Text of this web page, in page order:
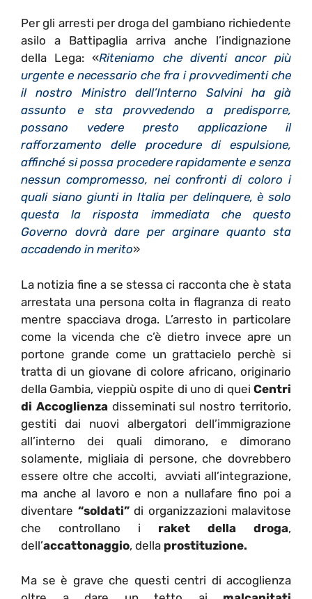
Per gli arresti per droga del gambiano richiedente
asilo a Battipaglia arriva anche l’indignazione
della Lega: «Riteniamo che diventi ancor più
urgente e necessario che fra i provvedimenti che
il nostro Ministro dell’Interno Salvini ha già
assunto e sta provvedendo a predisporre,
possano vedere presto applicazione il
rafforzamento delle procedure di espulsione,
affinché si possa procedere rapidamente e senza
nessun compromesso, nei confronti di coloro i
quali siano giunti in Italia per delinquere, è solo
questa la risposta immediata che questo
Governo dovrà dare per arginare quanto sta
accadendo in merito»
La notizia fine a se stessa ci racconta che è stata
arrestata una persona colta in flagranza di reato
mentre spacciava droga. L’arresto in particolare
come la vicenda che c’è dietro invece apre un
portone grande come un grattacielo perchè si
tratta di un giovane di colore africano, originario
della Gambia, vieppiù ospite di uno di quei Centri
di Accoglienzadisseminati sul nostro territorio,
gestiti dai nuovi albergatori dell’immigrazione
all’interno dei quali dimorano, e dimorano
solamente, migliaia di persone, che dovrebbero
essere oltre che accolti, avviati all’integrazione,
ma anche al lavoro e non a nullafare fino poi a
diventare “soldati”di organizzazioni malavitose
che controllano i raket della droga,
dell’accattonaggio, della prostituzione.
Ma se è grave che questi centri di accoglienza